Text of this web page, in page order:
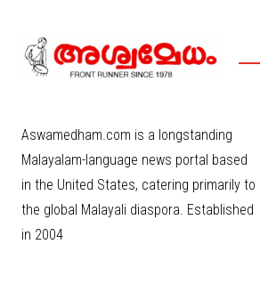
Aswamedham.com is a longstanding
Malayalam-language news portal based
in the United States, catering primarily to
the global Malayali diaspora. Established
in 2004